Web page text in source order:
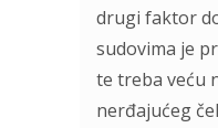
drugi faktor
sudovima je
te treba veću
nerđajućeg